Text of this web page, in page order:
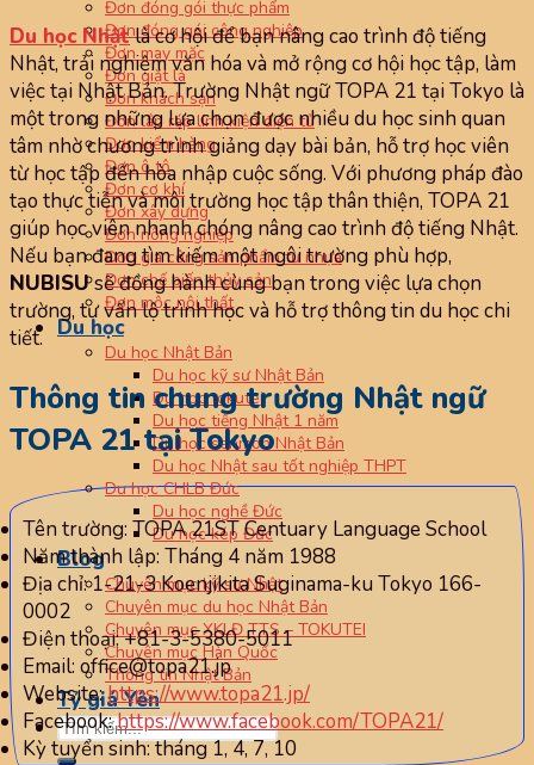
Đơn đóng gói thực phẩm
Đơn đóng gói công nghiệp
Đơn may mặc
Đơn giặt là
Đơn khách sạn
Đơn lắp ráp linh kiện điện tử
Đơn kiểm hàng
Đơn ô tô
Đơn cơ khí
Đơn xây dựng
Đơn nông nghiệp
Đơn gia công sản phẩm từ nhựa
Đơn chế biến thủy sản
Đơn mộc nội thất
Du học
Du học Nhật Bản
Du học kỹ sư Nhật Bản
Du học tokutei
Du học tiếng Nhật 1 năm
Du học senmon Nhật Bản
Du học Nhật sau tốt nghiệp THPT
Du học CHLB Đức
Du học nghề Đức
Du học kép Đức
Blog
Chuyên mục kỹ sư Nhật
Chuyên mục du học Nhật Bản
Chuyên mục XKLĐ TTS – TOKUTEI
Chuyên mục Hàn Quốc
Thông tin Nhật Bản
Tỷ giá Yên
Du học Nhậtlà cơ hội để bạn nâng cao trình độ tiếng
Nhật, trải nghiệm văn hóa và mở rộng cơ hội học tập, làm
việc tại Nhật Bản. Trường Nhật ngữ TOPA 21 tại Tokyo là
một trong những lựa chọn được nhiều du học sinh quan
tâm nhờ chương trình giảng dạy bài bản, hỗ trợ học viên
từ học tập đến hòa nhập cuộc sống. Với phương pháp đào
tạo thực tiễn và môi trường học tập thân thiện, TOPA 21
giúp học viên nhanh chóng nâng cao trình độ tiếng Nhật.
Nếu bạn đang tìm kiếm một ngôi trường phù hợp,
NUBISUsẽ đồng hành cùng bạn trong việc lựa chọn
trường, tư vấn lộ trình học và hỗ trợ thông tin du học chi
tiết.
Thông tin chung trường Nhật ngữ
TOPA 21 tại Tokyo
Tên trường: TOPA 21ST Centuary Language School
Năm thành lập: Tháng 4 năm 1988
Địa chỉ: 1-21-3 Koenjikita Suginama-ku Tokyo 166-
0002
Điện thoại: +81-3-5380-5011
Email: office@topa21.jp
Website:https://www.topa21.jp/
Facebook:https://www.facebook.com/TOPA21/
Kỳ tuyển sinh: tháng 1, 4, 7, 10